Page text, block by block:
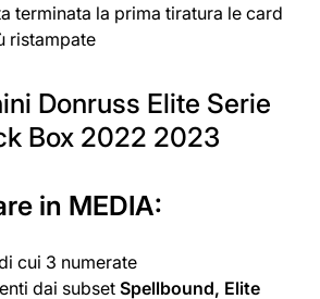
terminata la prima tiratura le card
ristampate
Donruss Elite Serie
Box 2022 2023
in MEDIA:
cui 3 numerate
dai subsetSpellbound, Elite